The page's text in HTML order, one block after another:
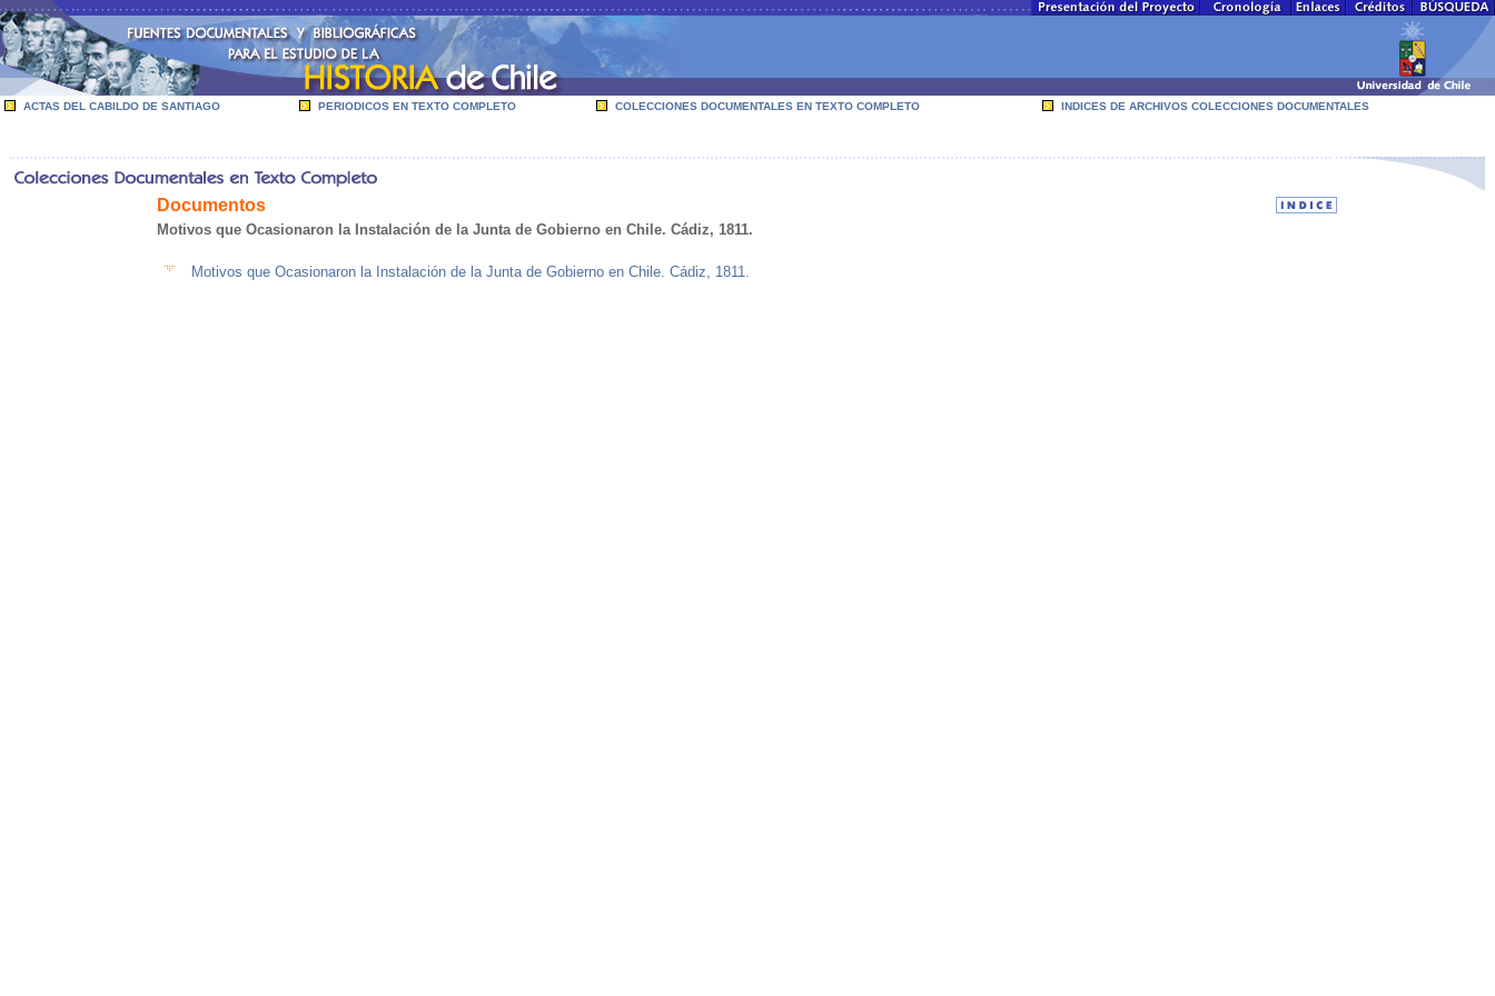
ACTAS DEL CABILDO DE SANTIAGO PERIODICOS EN TEXTO COMPLETO COLECCIONES DOCUMENTALES EN TEXTO COMPLETO INDICES DE ARCHIVOS COLECCIONES DOCUMENTALES
Documentos
Motivos que Ocasionaron la Instalación de la Junta de Gobierno en Chile. Cádiz, 1811.
Motivos que Ocasionaron la Instalación de la Junta de Gobierno en Chile. Cádiz, 1811.